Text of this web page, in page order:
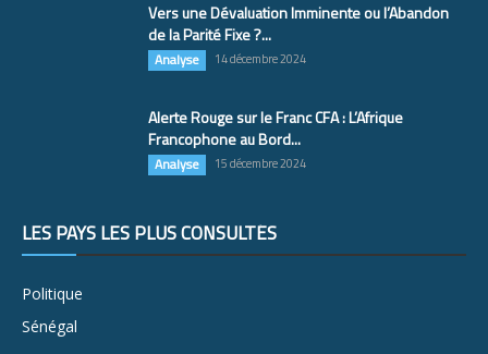
Vers une Dévaluation Imminente ou l’Abandon
de la Parité Fixe ?...
Analyse 14 décembre 2024
Alerte Rouge sur le Franc CFA : L’Afrique
Francophone au Bord...
Analyse 15 décembre 2024
LES PAYS LES PLUS CONSULTÉS
Politique
Sénégal